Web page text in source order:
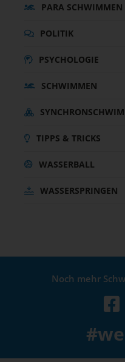
PARA SCHWIMMEN
POLITIK
PSYCHOLOGIE
SCHWIMMEN
TIPPS & TRICKS
WASSERBALL
WASSERSPRINGEN
Noch mehr